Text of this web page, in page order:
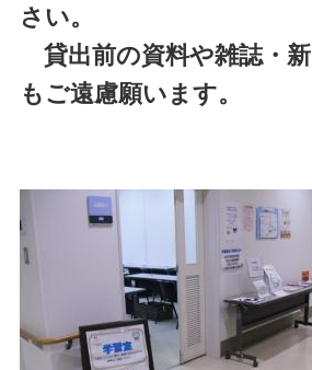
さい。
貸出前の資料や雑誌・
もご遠慮願います。